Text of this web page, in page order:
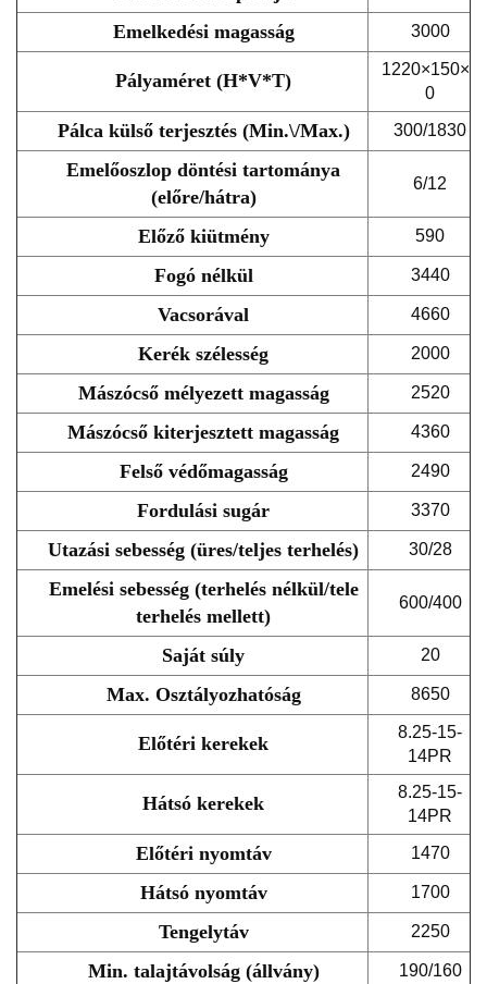
Emelkedési magasság 3000
Pályaméret (H*V*T)
1220×150×7
0
Pálca külső terjesztés (Min.\/Max.) 300/1830
Emelőoszlop döntési tartománya
(előre/hátra)
6/12
Előző kiütmény 590
Fogó nélkül 3440
Vacsorával 4660
Kerék szélesség 2000
Mászócső mélyezett magasság 2520
Mászócső kiterjesztett magasság 4360
Felső védőmagasság 2490
Fordulási sugár 3370
Utazási sebesség (üres/teljes terhelés) 30/28
Emelési sebesség (terhelés nélkül/tele
terhelés mellett)
600/400
Saját súly 20
Max. Osztályozhatóság 8650
Előtéri kerekek
8.25-15-
14PR
Hátsó kerekek
8.25-15-
14PR
Előtéri nyomtáv 1470
Hátsó nyomtáv 1700
Tengelytáv 2250
Min. talajtávolság (állvány) 190/160